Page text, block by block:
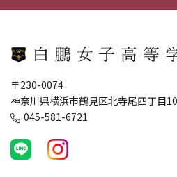
〒230-0074
神奈川県横浜市鶴見区北寺尾四丁目
045-581-6721